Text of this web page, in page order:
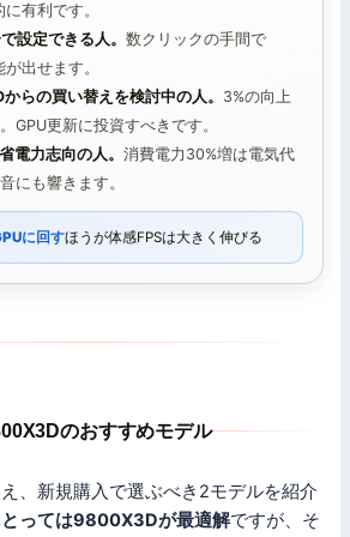
有利です。
設定できる人。 数クリックの手間で
出せます。
らの買い替えを検討中の人。 3%の向上
GPU更新に投資すべきです。
電力志向の人。消費電力30%増は電気代
にも響きます。
に回すほうが体感FPSは大きく伸びる
のおすすめモデル
、新規購入で選ぶべき2モデルを紹介
っては9800X3Dが最適解ですが、そ